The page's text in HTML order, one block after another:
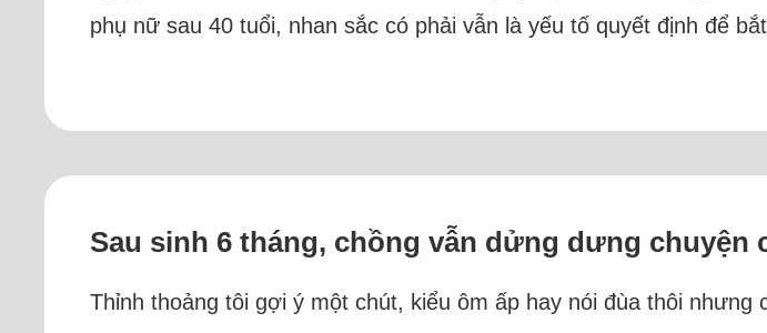
phụ nữ sau 40 tuổi, nhan sắc có phải vẫn là yếu tố quyết định để
Sau sinh 6 tháng, chồng vẫn dửng dưng chuyện
Thỉnh thoảng tôi gợi ý một chút, kiểu ôm ấp hay nói đùa thôi nhưng